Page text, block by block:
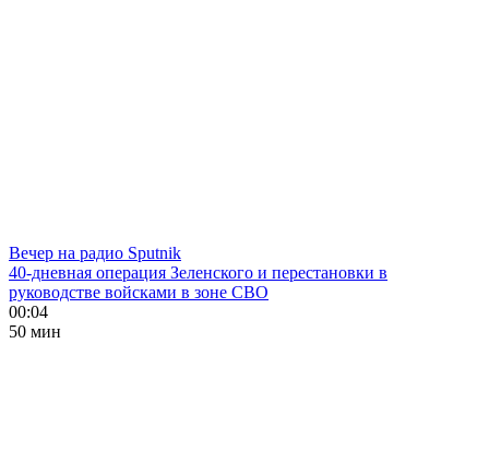
Вечер на радио Sputnik
40-дневная операция Зеленского и перестановки в
руководстве войсками в зоне СВО
00:04
50 мин